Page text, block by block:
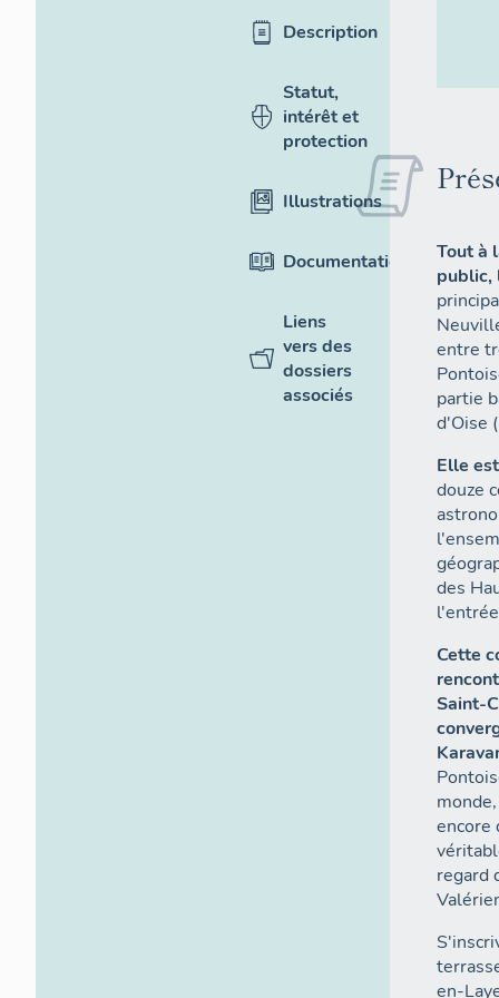
Description
Statut,
intérêt et
protection
Illustrations
Documentation
Liens
vers des
dossiers
associés
Tout à
public,
entre
partie
d'Oise
Elle
douze
des
Cette
Saint-
encore
regard
en-